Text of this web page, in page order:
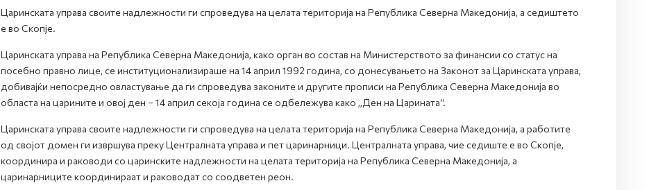
Царинската управа своите надлежности ги спроведува на целата територија на Република Северна Македонија, а седиштето
е во Скопје.
Царинската управа на Република Северна Македонија, како орган во состав на Министерството за финансии со статус на
посебно правно лице, се институционализираше на 14 април 1992 година, со донесувањето на Законот за Царинската управа,
добивајќи непосредно овластување да ги спроведува законите и другите прописи на Република Северна Македонија во
областа на царините и овој ден – 14 април секоја година се одбележува како „Ден на Царината“.
Царинската управа своите надлежности ги спроведува на целата територија на Република Северна Македонија, а работите
од својот домен ги извршува преку Централната управа и пет царинарници. Централната управа, чие седиште е во Скопје,
координира и раководи со царинските надлежности на целата територија на Република Северна Македонија, а
царинарниците координираат и раководат со соодветен реон.